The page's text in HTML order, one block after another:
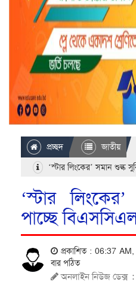
প্রচ্ছদ
জাতীয়
‘স্টার লিংকের’ সমান শুল্ক
‘স্টার
পাচ্ছে
প্রকাশিত : 06:37
বার পঠিত
অনলাইন নিউজ ডেক্স :